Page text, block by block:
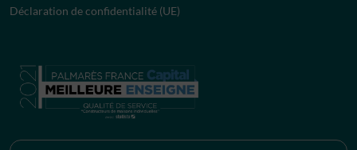
Déclaration de confidentialité (UE)